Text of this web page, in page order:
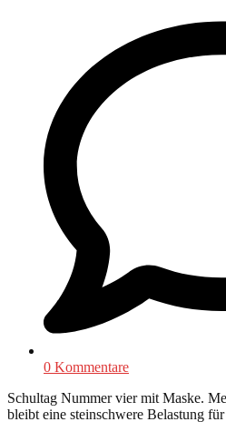
0 Kommentare
Schultag Nummer vier mit Maske.
bleibt eine steinschwere Belastung